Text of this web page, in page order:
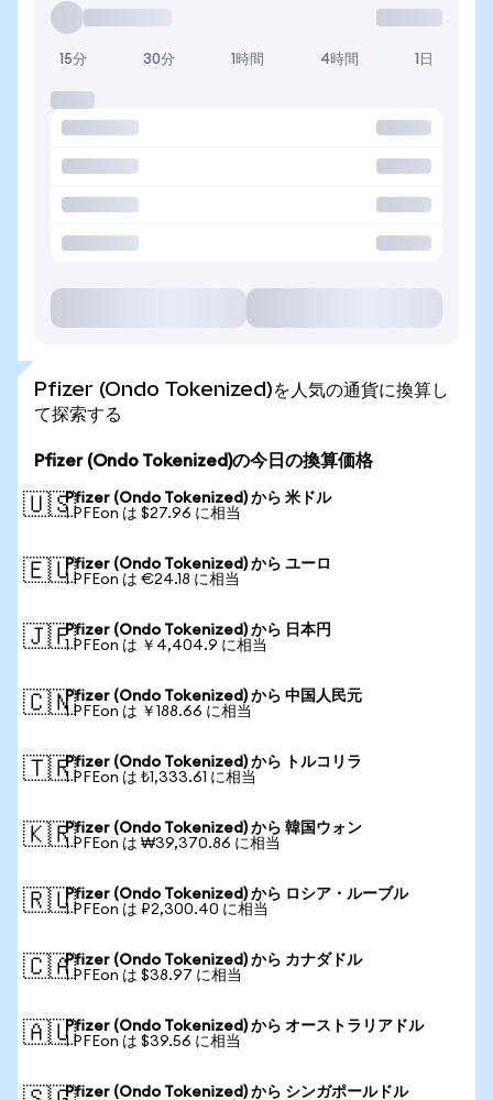
15分 30分 1時間 4時間 1日
Pfizer (Ondo Tokenized)を人気の通貨に換算し
て探索する
Pfizer (Ondo Tokenized)の今日の換算価格
🇺🇸Pfizer (Ondo Tokenized) から 米ドル
1 PFEon は $27.96 に相当
🇪🇺Pfizer (Ondo Tokenized) から ユーロ
1 PFEon は €24.18 に相当
🇯🇵Pfizer (Ondo Tokenized) から 日本円
1 PFEon は ￥4,404.9 に相当
🇨🇳Pfizer (Ondo Tokenized) から 中国人民元
1 PFEon は ￥188.66 に相当
🇹🇷Pfizer (Ondo Tokenized) から トルコリラ
1 PFEon は ₺1,333.61 に相当
🇰🇷Pfizer (Ondo Tokenized) から 韓国ウォン
1 PFEon は ₩39,370.86 に相当
🇷🇺Pfizer (Ondo Tokenized) から ロシア・ルーブル
1 PFEon は ₽2,300.40 に相当
🇨🇦Pfizer (Ondo Tokenized) から カナダドル
1 PFEon は $38.97 に相当
🇦🇺Pfizer (Ondo Tokenized) から オーストラリアドル
1 PFEon は $39.56 に相当
Pfizer (Ondo Tokenized) から シンガポールドル